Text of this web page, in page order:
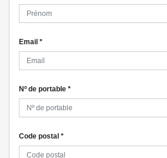
Email *
Nº de portable *
Code postal *